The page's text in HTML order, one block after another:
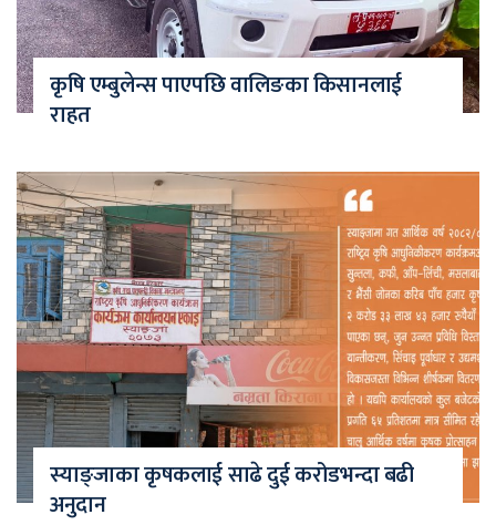
कृषि एम्बुलेन्स पाएपछि वालिङका किसानलाई
राहत
स्याङ्जाका कृषकलाई साढे दुई करोडभन्दा बढी
अनुदान